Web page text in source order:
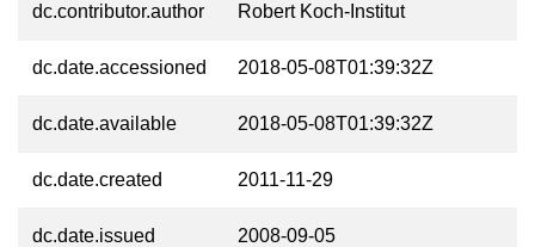
dc.contributor.author Robert Koch-Institut
dc.date.accessioned 2018-05-08T01:39:32Z
dc.date.available 2018-05-08T01:39:32Z
dc.date.created 2011-11-29
dc.date.issued 2008-09-05